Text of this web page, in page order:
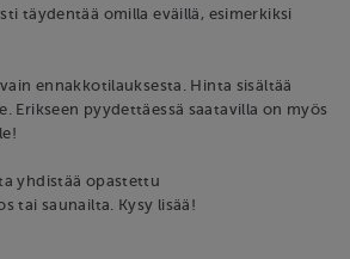
täydentää omilla eväillä, esimerkiksi
ennakkotilauksesta. Hinta sisältää
Erikseen pyydettäessä saatavilla on myös
yhdistää opastettu
tai saunailta. Kysy lisää!